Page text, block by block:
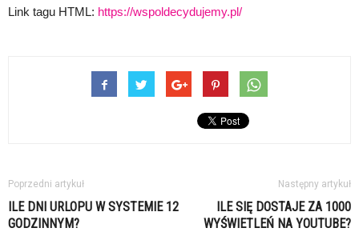
Link tagu HTML: https://wspoldecydujemy.pl/
Poprzedni artykuł
ILE DNI URLOPU W SYSTEMIE 12
GODZINNYM?
Następny artykuł
ILE SIĘ DOSTAJE ZA 1000
WYŚWIETLEŃ NA YOUTUBE?